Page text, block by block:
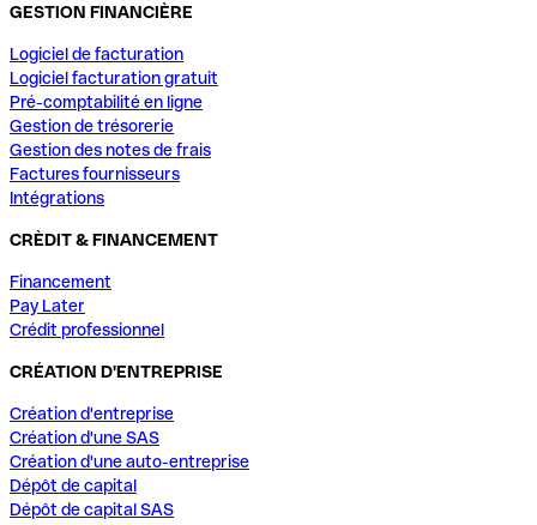
GESTION FINANCIÈRE
Logiciel de facturation
Logiciel facturation gratuit
Pré-comptabilité en ligne
Gestion de trésorerie
Gestion des notes de frais
Factures fournisseurs
Intégrations
CRÈDIT & FINANCEMENT
Financement
Pay Later
Crédit professionnel
CRÉATION D'ENTREPRISE
Création d'entreprise
Création d'une SAS
Création d'une auto-entreprise
Dépôt de capital
Dépôt de capital SAS